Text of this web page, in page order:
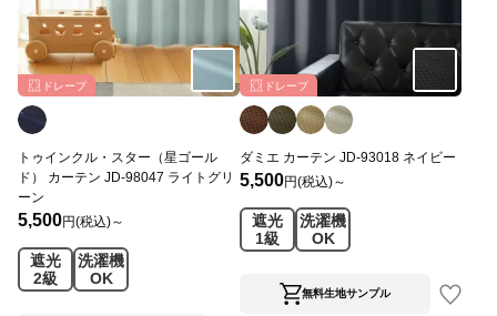
ドレープ
トゥインクル・スター（星ゴール
ド） カーテン JD-98047 ライトグリ
ーン
5,500円(税込)～
遮光
2級
洗濯機
OK
ドレープ
ダミエ カーテン JD-93018 ネイビー
5,500円(税込)～
遮光
1級
洗濯機
OK
無料生地サンプル